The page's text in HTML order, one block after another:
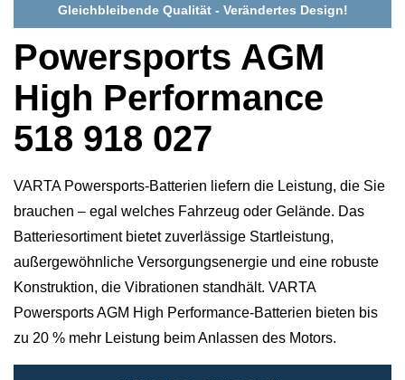
Gleichbleibende Qualität - Verändertes Design!
Powersports AGM
High Performance
518 918 027
VARTA Powersports-Batterien liefern die Leistung, die Sie
brauchen – egal welches Fahrzeug oder Gelände. Das
Batteriesortiment bietet zuverlässige Startleistung,
außergewöhnliche Versorgungsenergie und eine robuste
Konstruktion, die Vibrationen standhält. VARTA
Powersports AGM High Performance-Batterien bieten bis
zu 20 % mehr Leistung beim Anlassen des Motors.